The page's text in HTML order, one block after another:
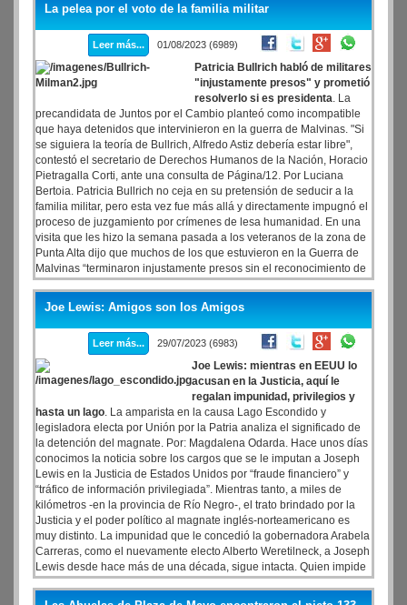
La pelea por el voto de la familia militar
Leer más... 01/08/2023 (6989)
Patricia Bullrich habló de militares
"injustamente presos" y prometió
resolverlo si es presidenta. La
precandidata de Juntos por el Cambio planteó como incompatible
que haya detenidos que intervinieron en la guerra de Malvinas. "Si
se siguiera la teoría de Bullrich, Alfredo Astiz debería estar libre",
contestó el secretario de Derechos Humanos de la Nación, Horacio
Pietragalla Corti, ante una consulta de Página/12. Por Luciana
Bertoia. Patricia Bullrich no ceja en su pretensión de seducir a la
familia militar, pero esta vez fue más allá y directamente impugnó el
proceso de juzgamiento por crímenes de lesa humanidad. En una
visita que les hizo la semana pasada a los veteranos de la zona de
Punta Alta dijo que muchos de los que estuvieron en la Guerra de
Malvinas “terminaron injustamente presos sin el reconocimiento de
haber estado luchando por la patria”.
Joe Lewis: Amigos son los Amigos
Leer más... 29/07/2023 (6983)
Joe Lewis: mientras en EEUU lo
acusan en la Justicia, aquí le
regalan impunidad, privilegios y
hasta un lago. La amparista en la causa Lago Escondido y
legisladora electa por Unión por la Patria analiza el significado de
la detención del magnate. Por: Magdalena Odarda. Hace unos días
conocimos la noticia sobre los cargos que se le imputan a Joseph
Lewis en la Justicia de Estados Unidos por “fraude financiero” y
“tráfico de información privilegiada”. Mientras tanto, a miles de
kilómetros -en la provincia de Río Negro-, el trato brindado por la
Justicia y el poder político al magnate inglés-norteamericano es
muy distinto. La impunidad que le concedió la gobernadora Arabela
Carreras, como el nuevamente electo Alberto Weretilneck, a Joseph
Lewis desde hace más de una década, sigue intacta. Quien impide
el tránsito libre y seguro al Lago Escondido desde hace 27 años,
fue detenido y posteriormente liberado, pero no puede salir de